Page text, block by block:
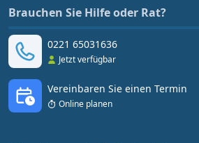
Brauchen Sie Hilfe oder Rat?
0221 65031636
Jetzt verfügbar
Vereinbaren Sie einen Termin
Online planen